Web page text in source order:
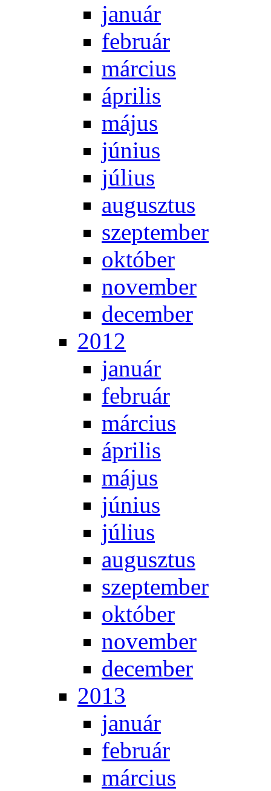
ja­nu­ár
feb­ru­ár
már­ci­us
áp­ri­lis
má­jus
jú­ni­us
jú­li­us
au­gusz­tus
szep­tem­ber
ok­tó­ber
no­vem­ber
de­cem­ber
2012
ja­nu­ár
feb­ru­ár
már­ci­us
áp­ri­lis
má­jus
jú­ni­us
jú­li­us
au­gusz­tus
szep­tem­ber
ok­tó­ber
no­vem­ber
de­cem­ber
2013
ja­nu­ár
feb­ru­ár
már­ci­us